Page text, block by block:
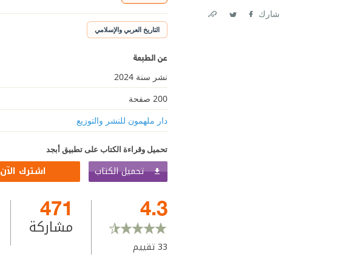
شارك
التاريخ العربي والإسلامي
عن الطبعة
نشر سنة 2024
200 صفحة
دار ملهمون للنشر والتوزيع
تحميل وقراءة الكتاب على تطبيق أبجد
تحميل الكتاب اشترك الآن
4.3
33تقييم
471
مشاركة